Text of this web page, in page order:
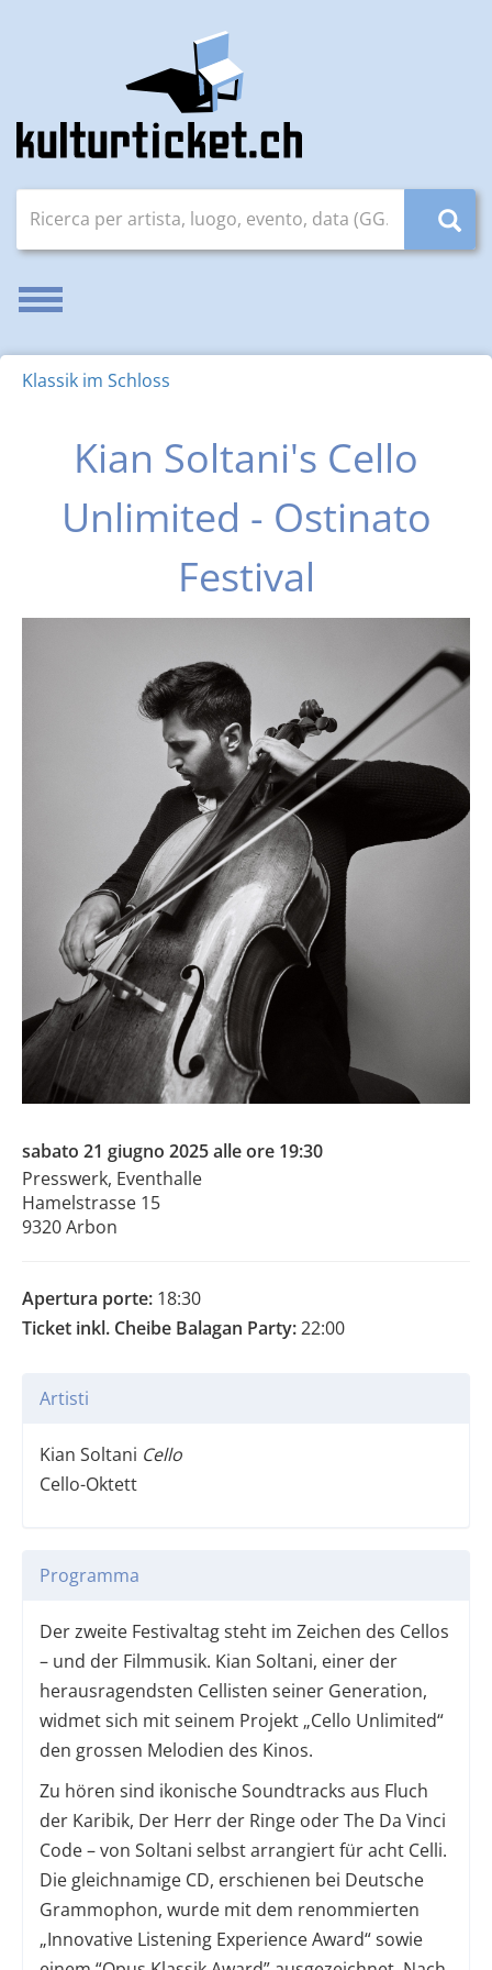
Attivare/disattivare la navigazione
Klassik im Schloss
Kian Soltani's Cello
Unlimited - Ostinato
Festival
sabato 21 giugno 2025 alle ore 19:30
Presswerk, Eventhalle
Hamelstrasse 15
9320 Arbon
Apertura porte: 18:30
Ticket inkl. Cheibe Balagan Party:22:00
Artisti
Kian Soltani Cello
Cello-Oktett
Programma
Der zweite Festivaltag steht im Zeichen des Cellos
– und der Filmmusik. Kian Soltani, einer der
herausragendsten Cellisten seiner Generation,
widmet sich mit seinem Projekt „Cello Unlimited“
den grossen Melodien des Kinos.
Zu hören sind ikonische Soundtracks aus Fluch
der Karibik, Der Herr der Ringe oder The Da Vinci
Code – von Soltani selbst arrangiert für acht Celli.
Die gleichnamige CD, erschienen bei Deutsche
Grammophon, wurde mit dem renommierten
„Innovative Listening Experience Award“ sowie